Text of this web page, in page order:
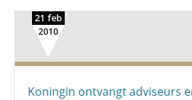
21 feb
2010
Koningin ontvangt adviseurs